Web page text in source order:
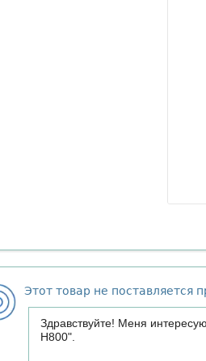
Этот товар не поставляется